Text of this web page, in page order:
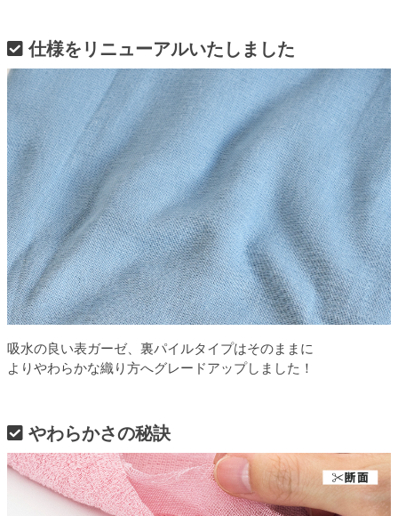
仕様をリニューアルいたしました
吸水の良い表ガーゼ、裏パイルタイプはそのままに
よりやわらかな織り方へグレードアップしました！
やわらかさの秘訣